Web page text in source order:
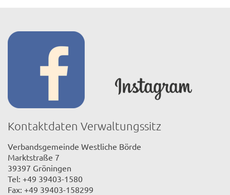
Kontaktdaten Verwaltungssitz
Verbandsgemeinde Westliche Börde
Marktstraße 7
39397 Gröningen
Tel: +49 39403-1580
Fax: +49 39403-158299